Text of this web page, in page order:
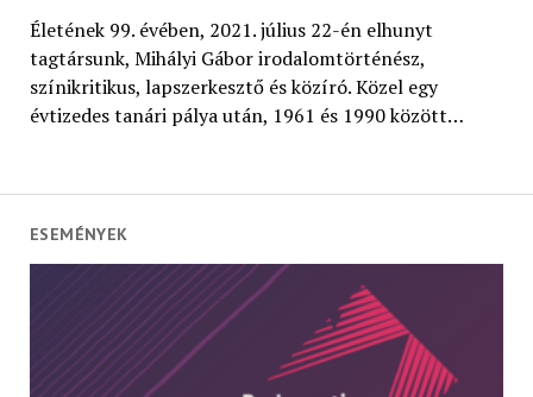
Életének 99. évében, 2021. július 22-én elhunyt
tagtársunk, Mihályi Gábor irodalomtörténész,
színikritikus, lapszerkesztő és közíró. Közel egy
évtizedes tanári pálya után, 1961 és 1990 között…
ESEMÉNYEK